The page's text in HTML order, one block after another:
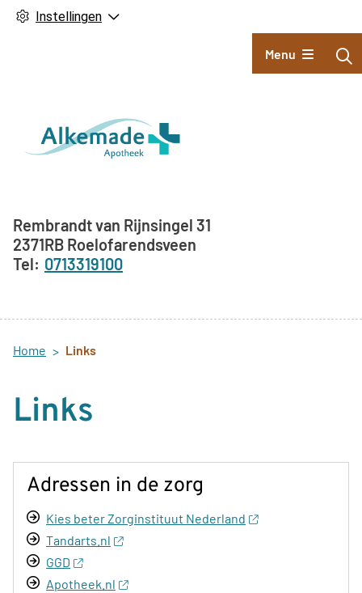
Instellingen
Hoofdmenu
Menu
Adresgegevens
Rembrandt van Rijnsingel 31
2371RB Roelofarendsveen
0713319100
Home Links
Links
Adressen in de zorg
Kies beter Zorginstituut Nederland
Tandarts.nl
GGD
Apotheek.nl